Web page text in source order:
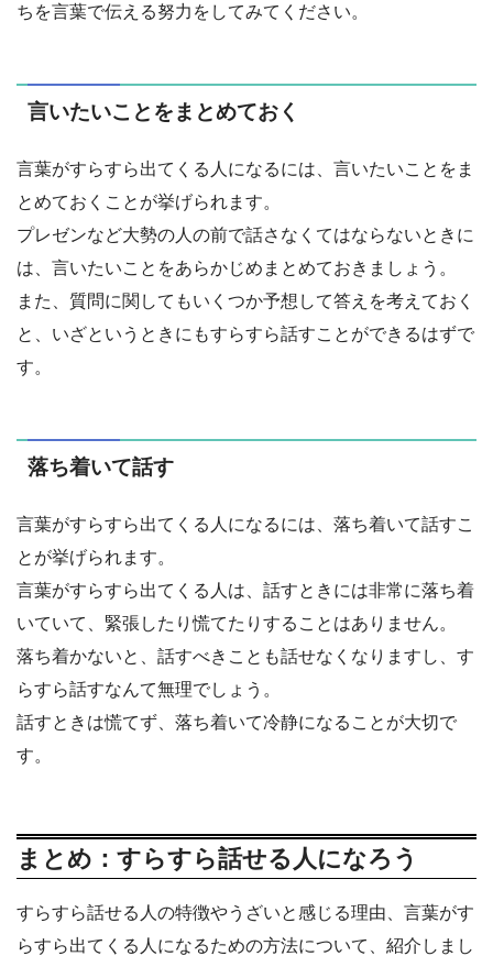
ちを言葉で伝える努力をしてみてください。
言いたいことをまとめておく
言葉がすらすら出てくる人になるには、言いたいことをま
とめておくことが挙げられます。
プレゼンなど大勢の人の前で話さなくてはならないときに
は、言いたいことをあらかじめまとめておきましょう。
また、質問に関してもいくつか予想して答えを考えておく
と、いざというときにもすらすら話すことができるはずで
す。
落ち着いて話す
言葉がすらすら出てくる人になるには、落ち着いて話すこ
とが挙げられます。
言葉がすらすら出てくる人は、話すときには非常に落ち着
いていて、緊張したり慌てたりすることはありません。
落ち着かないと、話すべきことも話せなくなりますし、す
らすら話すなんて無理でしょう。
話すときは慌てず、落ち着いて冷静になることが大切で
す。
まとめ：すらすら話せる人になろう
すらすら話せる人の特徴やうざいと感じる理由、言葉がす
らすら出てくる人になるための方法について、紹介しまし